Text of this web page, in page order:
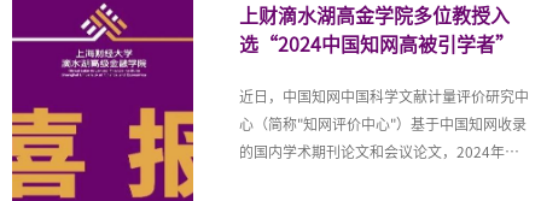
持“立足临港、服务全国、放眼全球”的使命
担当，持续汇聚全球顶尖学术资源，深化国际
陈欣教授于2005年获得明尼苏达大学金融学
博士学位，先后任教于人民大学商学院、上海
交大安泰经管学院和云南大学经济学院，自
上财滴水湖高金学院多位教授入
选“2024中国知网高被引学者”
近日，中国知网中国科学文献计量评价研究中
心（简称"知网评价中心"）基于中国知网收录
的国内学术期刊论文和会议论文，2024年首